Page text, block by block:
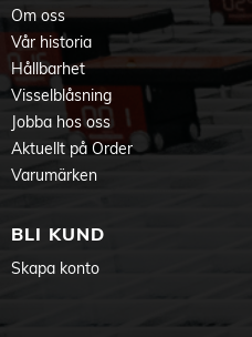
Om oss
Vår historia
Hållbarhet
Visselblåsning
Jobba hos oss
Aktuellt på Order
Varumärken
BLI KUND
Skapa konto